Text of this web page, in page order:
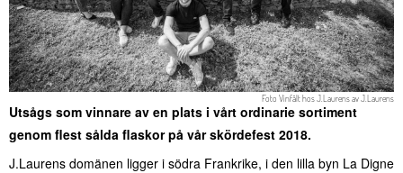
Utsågs som vinnare av en plats i vårt ordinarie sortiment
genom flest sålda flaskor på vår skördefest 2018.
J.Laurens domänen ligger i södra Frankrike, i den lilla byn La Digne
Foto Vinfält hos J.LaurensavJ.Laurens